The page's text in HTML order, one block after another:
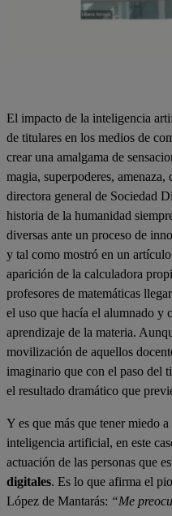
El impacto de la inteligencia
de titulares en los medios de
crear una amalgama de
magia, superpoderes,
directora general de Sociedad
historia de la humanidad
diversas ante un proceso de
y tal como mostró en un
aparición de la calculadora
profesores de matemáticas
el uso que hacía el alumnado y
aprendizaje de la materia.
movilización de aquellos
imaginario que con el paso del
el resultado dramático que
Y es que más que tener miedo
inteligencia artificial, en este
actuación de las personas que
digitales. Es lo que afirma el
López de Mantarás: “Me